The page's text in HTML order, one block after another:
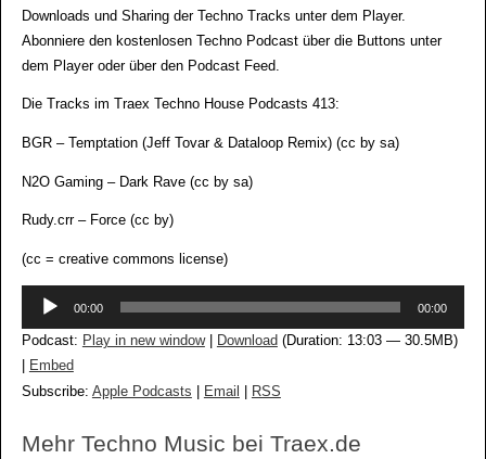
Downloads und Sharing der Techno Tracks unter dem Player.
Abonniere den kostenlosen Techno Podcast über die Buttons unter
dem Player oder über den Podcast Feed.
Die Tracks im Traex Techno House Podcasts 413:
BGR – Temptation (Jeff Tovar & Dataloop Remix) (cc by sa)
N2O Gaming – Dark Rave (cc by sa)
Rudy.crr – Force (cc by)
(cc = creative commons license)
Audio-
00:00 00:00
Podcast: Play in new window| Download (Duration: 13:03 — 30.5MB)
Embed
Subscribe: Apple Podcasts Email RSS
Mehr Techno Music bei Traex.de